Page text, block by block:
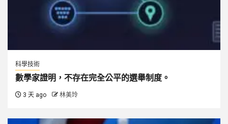
科學技術
數學家證明，不存在完全公平的選舉制度。
3 天 ago 林美玲